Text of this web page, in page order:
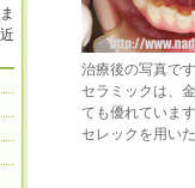
治療後の写真で
セラミックは、
ても優れています
セレックを用い